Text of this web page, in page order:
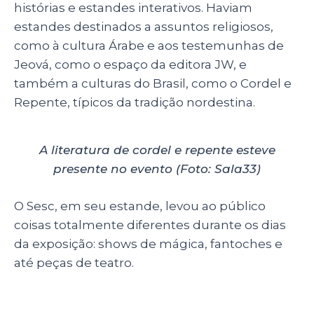
histórias e estandes interativos. Haviam
estandes destinados a assuntos religiosos,
como à cultura Árabe e aos testemunhas de
Jeová, como o espaço da editora JW, e
também a culturas do Brasil, como o Cordel e
Repente, típicos da tradição nordestina.
A literatura de cordel e repente esteve
presente no evento (Foto: Sala33)
O Sesc, em seu estande, levou ao público
coisas totalmente diferentes durante os dias
da exposição: shows de mágica, fantoches e
até peças de teatro.